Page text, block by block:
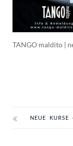
TANGO maldito |
NEUE KURSE